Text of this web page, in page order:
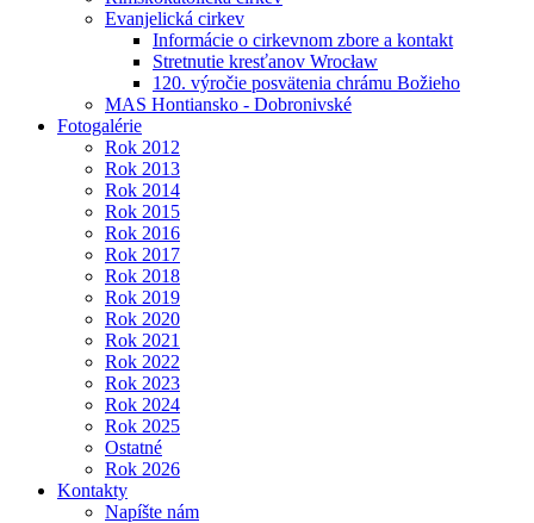
Evanjelická cirkev
Informácie o cirkevnom zbore a kontakt
Stretnutie kresťanov Wrocław
120. výročie posvätenia chrámu Božieho
MAS Hontiansko - Dobronivské
Fotogalérie
Rok 2012
Rok 2013
Rok 2014
Rok 2015
Rok 2016
Rok 2017
Rok 2018
Rok 2019
Rok 2020
Rok 2021
Rok 2022
Rok 2023
Rok 2024
Rok 2025
Ostatné
Rok 2026
Kontakty
Napíšte nám